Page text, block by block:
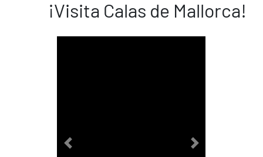
¡Visita Calas de Mallorca!
Previous Next